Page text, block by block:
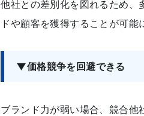
他社との差別化を図れるため、
ドや顧客を獲得することが可能
▼価格競争を回避できる
ブランド力が弱い場合、競合他